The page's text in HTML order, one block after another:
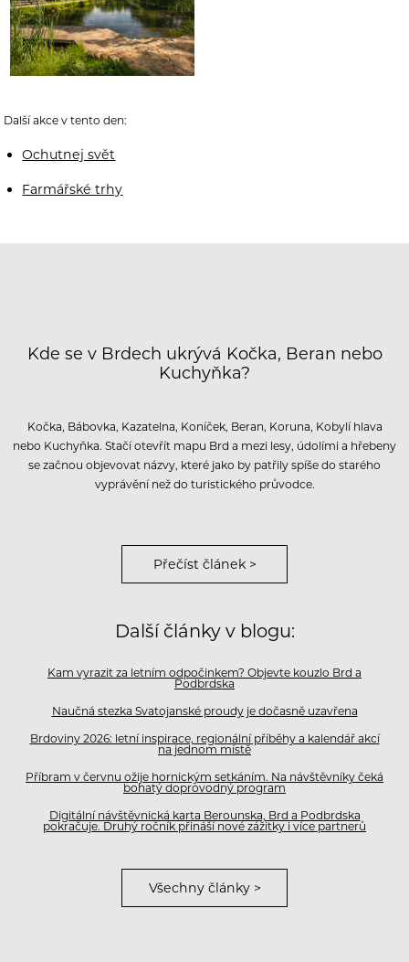
Další akce v tento den:
Ochutnej svět
Farmářské trhy
Kde se v Brdech ukrývá Kočka, Beran nebo
Kuchyňka?
Kočka, Bábovka, Kazatelna, Koníček, Beran, Koruna, Kobylí hlava
nebo Kuchyňka. Stačí otevřít mapu Brd a mezi lesy, údolími a hřebeny
se začnou objevovat názvy, které jako by patřily spíše do starého
vyprávění než do turistického průvodce.
Přečíst článek >
Další články v blogu:
Kam vyrazit za letním odpočinkem? Objevte kouzlo Brd a
Podbrdska
Naučná stezka Svatojanské proudy je dočasně uzavřena
Brdoviny 2026: letní inspirace, regionální příběhy a kalendář akcí
na jednom místě
Příbram v červnu ožije hornickým setkáním. Na návštěvníky čeká
bohatý doprovodný program
Digitální návštěvnická karta Berounska, Brd a Podbrdska
pokračuje. Druhý ročník přináší nové zážitky i více partnerů
Všechny články >